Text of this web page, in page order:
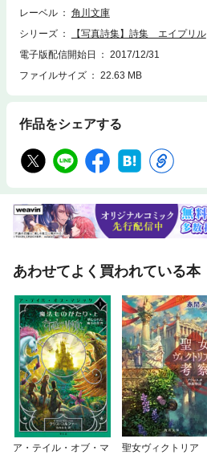
レーベル
角川文庫
シリーズ
【写真詩集】詩集 エイプリル
電子版配信開始日
2017/12/31
ファイルサイズ
22.63 MB
作品をシェアする
あわせてよく買われている本
ア・テイル・オブ・マ
聖女ヴィクトリア